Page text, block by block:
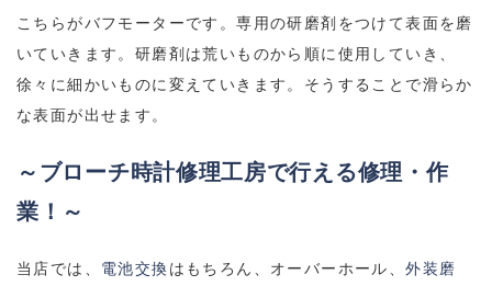
こちらがバフモーターです。専用の研磨剤をつけて表面を磨
いていきます。研磨剤は荒いものから順に使用していき、
徐々に細かいものに変えていきます。そうすることで滑らか
な表面が出せます。
～ブローチ時計修理工房で行える修理・作
業！～
当店では、 電池交換はもちろん、オーバーホール、外装磨